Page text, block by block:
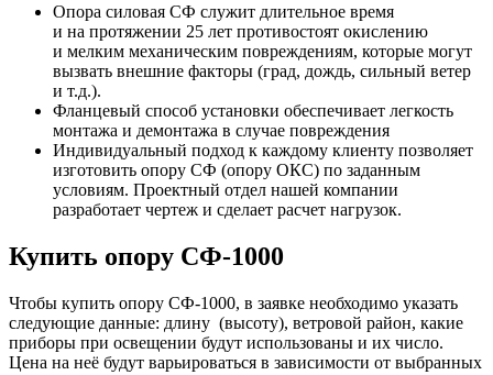
Опора силовая СФ служит длительное время
и на протяжении 25 лет противостоят окислению
и мелким механическим повреждениям, которые могут
вызвать внешние факторы (град, дождь, сильный ветер
и т.д.).
Фланцевый способ установки обеспечивает легкость
монтажа и демонтажа в случае повреждения
Индивидуальный подход к каждому клиенту позволяет
изготовить опору СФ (опору ОКС) по заданным
условиям. Проектный отдел нашей компании
разработает чертеж и сделает расчет нагрузок.
Купить опору СФ-1000
Чтобы купить опору СФ-1000, в заявке необходимо указать
следующие данные: длину (высоту), ветровой район, какие
приборы при освещении будут использованы и их число.
Цена на неё будут варьироваться в зависимости от выбранных